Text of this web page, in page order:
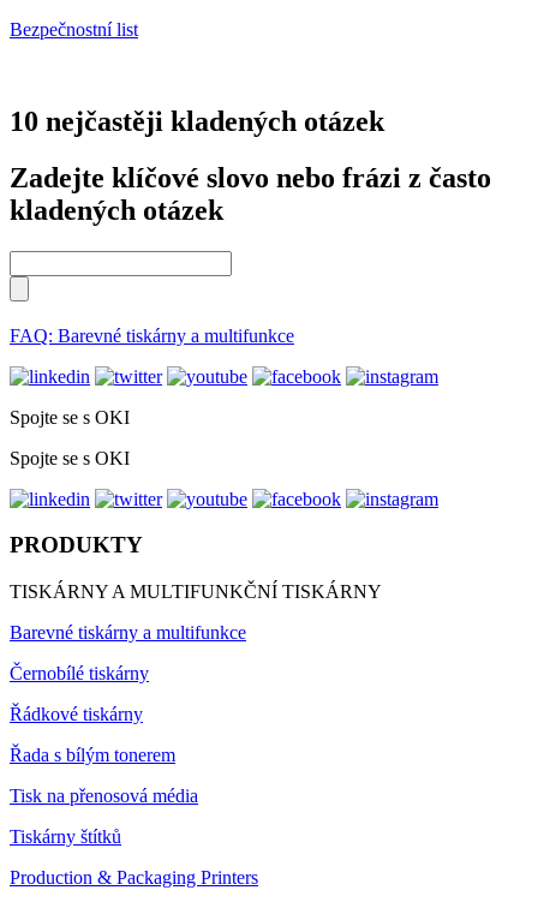
Bezpečnostní list
10 nejčastěji kladených otázek
Zadejte klíčové slovo nebo frázi z často
kladených otázek
FAQ: Barevné tiskárny a multifunkce
Spojte se s OKI
Spojte se s OKI
PRODUKTY
TISKÁRNY A MULTIFUNKČNÍ TISKÁRNY
Barevné tiskárny a multifunkce
Černobílé tiskárny
Řádkové tiskárny
Řada s bílým tonerem
Tisk na přenosová média
Tiskárny štítků
Production & Packaging Printers